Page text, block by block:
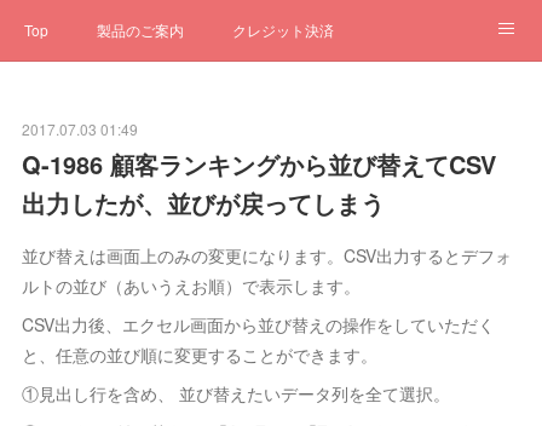
Top 製品のご案内 クレジット決済
2017.07.03 01:49
Q-1986 顧客ランキングから並び替えてCSV
出力したが、並びが戻ってしまう
並び替えは画面上のみの変更になります。CSV出力するとデフォ
ルトの並び（あいうえお順）で表示します。
CSV出力後、エクセル画面から並び替えの操作をしていただく
と、任意の並び順に変更することができます。
①見出し行を含め、 並び替えたいデータ列を全て選択。